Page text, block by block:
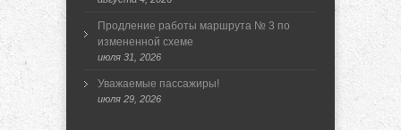
Продление работы маршрута № 3 по
измененной схеме
июля 31, 2026
Уважаемые пассажиры!
июля 29, 2026